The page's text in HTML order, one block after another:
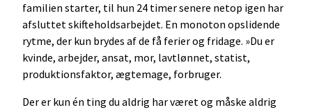
familien starter, til hun 24 timer senere netop igen har
afsluttet skifteholdsarbejdet. En monoton opslidende
rytme, der kun brydes af de få ferier og fridage. »Du er
kvinde, arbejder, ansat, mor, lavtlønnet, statist,
produktionsfaktor, ægtemage, forbruger.
Der er kun én ting du aldrig har været og måske aldrig